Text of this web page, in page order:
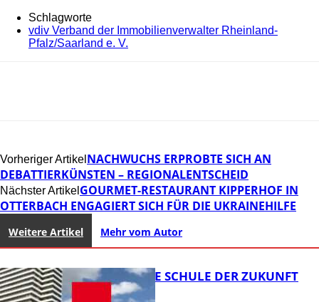
Schlagworte
vdiv Verband der Immobilienverwalter Rheinland-
Pfalz/Saarland e. V.
Vorheriger Artikel NACHWUCHS ERPROBTE SICH AN
DEBATTIERKÜNSTEN – REGIONALENTSCHEID
Nächster Artikel GOURMET-RESTAURANT KIPPERHOF IN
OTTERBACH ENGAGIERT SICH FÜR DIE UKRAINEHILFE
Weitere Artikel Mehr vom Autor
WIE SIEHT DIE SCHULE DER ZUKUNFT
AUS?